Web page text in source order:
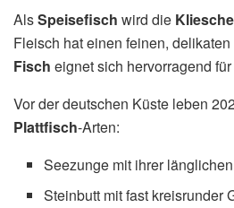
AlsSpeisefisch wird die Kliesche
Fleisch hat einen feinen,
Fisch eignet sich hervorragend
Vor der deutschen Küste leben
Plattfisch-Arten:
Seezunge mit ihrer
Steinbutt mit fast kreisrunder